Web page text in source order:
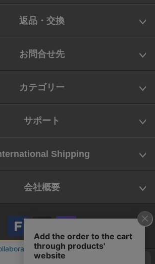
返品・交換
お問合せ先
カテゴリー
サポート
Shipping
会社概要